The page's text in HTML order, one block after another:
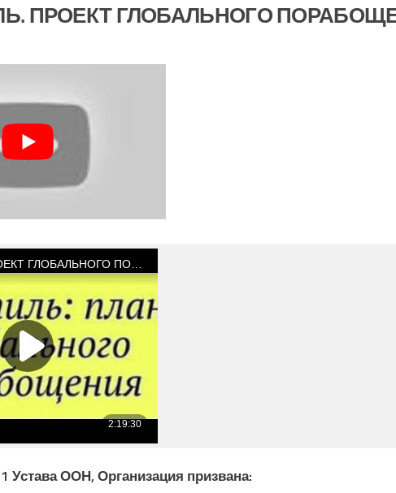
ПРОЕКТ ГЛОБАЛЬНОГО
Устава ООН, Организация призвана: